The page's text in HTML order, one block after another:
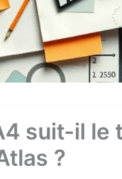
suit-il le
?